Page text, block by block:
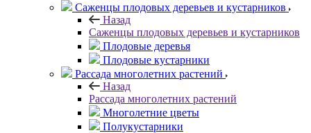
Саженцы плодовых деревьев и кустарников
Назад
Саженцы плодовых деревьев и кустарников
Плодовые деревья
Плодовые кустарники
Рассада многолетних растений
Назад
Рассада многолетних растений
Многолетние цветы
Полукустарники